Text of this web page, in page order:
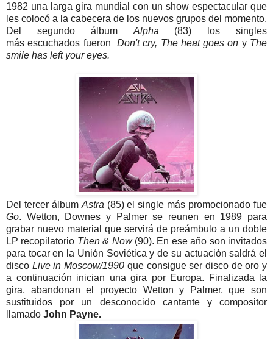
1982 una larga gira mundial con un show espectacular que
les colocó a la cabecera de los nuevos grupos del momento.
Del segundo álbum Alpha (83)
los singles
más escuchados fueronDon't cry, The heat goes on yThe
smile has left your eyes.
Del tercer álbum Astra (85) el single más promocionado fue
Go. Wetton, Downes y Palmer se reunen en 1989 para
grabar nuevo material que servirá de preámbulo a un doble
LP recopilatorio Then & Now (90). En ese año son invitados
para tocar en la Unión Soviética y de su actuación saldrá el
disco Live in Moscow/1990 que consigue ser disco de oro y
a continuación inician una gira por Europa. Finalizada la
gira, abandonan el proyecto Wetton y Palmer, que son
sustituidos por un desconocido cantante y compositor
llamado John Payne.